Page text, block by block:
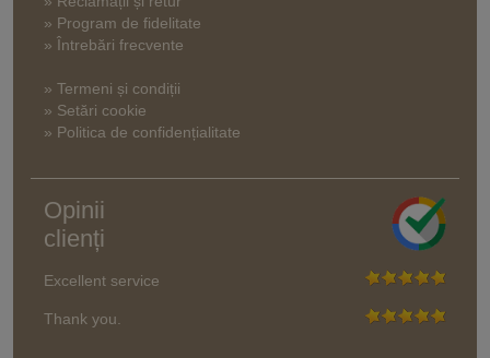
» Program de fidelitate
» Întrebări frecvente
» Termeni și condiții
» Setări cookie
» Politica de confidențialitate
Opinii
clienți
Excellent service
Thank you.